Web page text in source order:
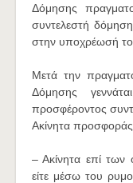
Δόμησης
συντελεστή
στην υποχρέωσή
Μετά την
Δόμησης
προσφέροντος
Ακίνητα
– Ακίνητα επί των
είτε μέσω του